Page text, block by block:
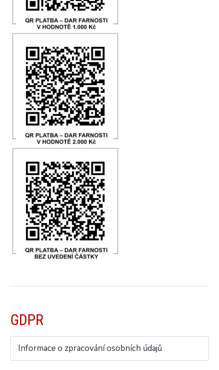
GDPR
Informace o zpracování osobních údajů